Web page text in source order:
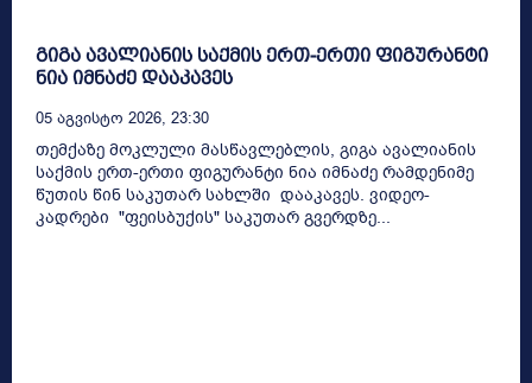
გიგა ავალიანის საქმის ერთ-ერთი ფიგურანტი
ნია იმნაძე დააკავეს
05 Აგვისტო 2026, 23:30
თემქაზე მოკლული მასწავლებლის, გიგა ავალიანის
საქმის ერთ-ერთი ფიგურანტი ნია იმნაძე რამდენიმე
წუთის წინ საკუთარ სახლში დააკავეს. ვიდეო-
კადრები "ფეისბუქის" საკუთარ გვერდზე...